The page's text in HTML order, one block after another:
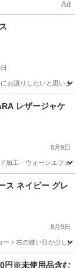
Ad
お譲りしたいと思い
ャケ
8月9日
加工・ウォーンエフェ
ージャケット
ス ネイビー グレ
8月9日
ト右の縫い目が少し
円※未使用品含む